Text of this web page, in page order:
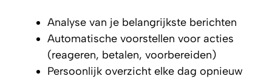
Analyse van je belangrijkste berichten
Automatische voorstellen voor acties
(reageren, betalen, voorbereiden)
Persoonlijk overzicht elke dag opnieuw